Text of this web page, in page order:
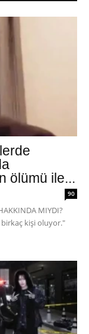
ölümü ile...
90
MIYDI?
kişi oluyor."